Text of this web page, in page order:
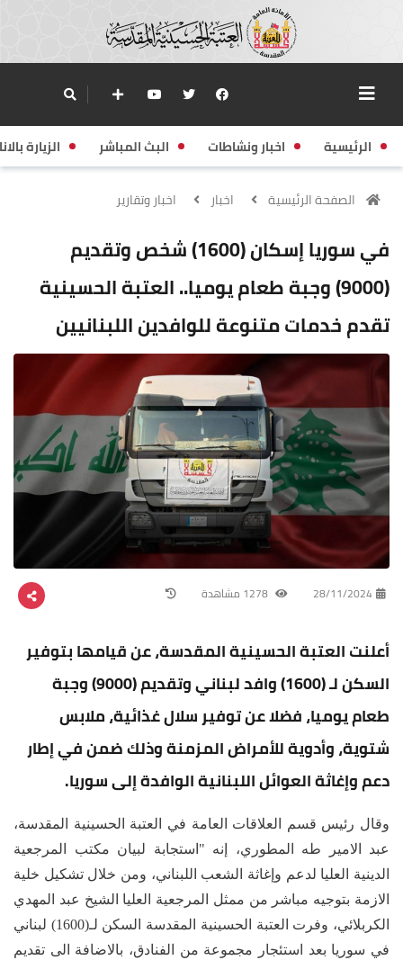
الرئيسية اخبار ونشاطات البث المباشر الزيارة
الصفحة الرئيسية اخبار اخبار وتقارير
في سوريا إسكان (1600) شخص وتقديم
(9000) وجبة طعام يوميا.. العتبة الحسينية
تقدم خدمات متنوعة للوافدين اللبنانيين
28/11/2024
أعلنت العتبة الحسينية المقدسة، عن قيامها بتوفير
السكن لـ (1600) وافد لبناني وتقديم (9000) وجبة
طعام يوميا، فضلا عن توفير سلال غذائية، ملابس
شتوية، وأدوية للأمراض المزمنة وذلك ضمن في إطار
دعم وإغاثة العوائل اللبنانية الوافدة إلى سوريا.
وقال رئيس قسم العلاقات العامة في العتبة الحسينية المقدسة،
عبد الامير طه المطوري، إنه "استجابة لبيان مكتب المرجعية
الدينية العليا لدعم وإغاثة الشعب اللبناني، ومن خلال تشكيل خلية
الازمة بتوجيه مباشر من ممثل المرجعية العليا الشيخ عبد المهدي
الكربلائي، وفرت العتبة الحسينية المقدسة السكن لـ(1600) لبناني
في سوريا بعد استئجار مجموعة من الفنادق، بالاضافة الى تقديم